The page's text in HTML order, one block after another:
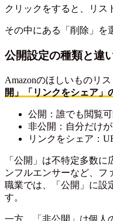
クリックをすると、リス
その中にある「削除」を
公開設定の種類と違
Amazonのほしいものリ
開」「リンクをシェア」
公開：誰でも閲覧
非公開：自分だけ
リンクをシェア：
「公開」は不特定多数
ンフルエンサーなど、フ
職業では、「公開」に設
す。
一方、「非公開」は個人